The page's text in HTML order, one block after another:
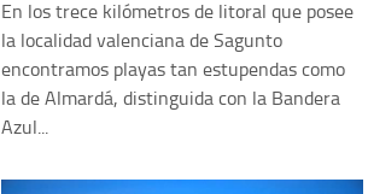
En los trece kilómetros de litoral que posee
la localidad valenciana de Sagunto
encontramos playas tan estupendas como
la de Almardá, distinguida con la Bandera
Azul...